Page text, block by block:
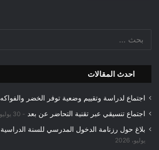
احدث المقالات
اجتماع لدراسة وتقييم وضعية توفر الخضر والفواكه
اجتماع تنسيقي عبر تقنية التحاضر عن بعد 30 يوليو، 2026
بلاغ حول رزنامة الدخول المدرسي للسنة الدراسية 2026-2027
يوليو، 2026